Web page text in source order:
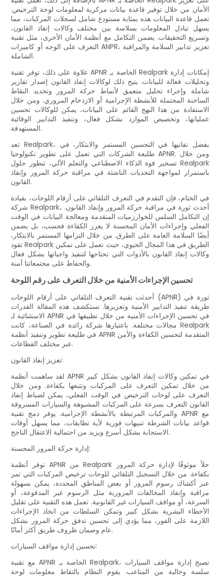
الأمان من خلال توفير قاعدة بيانات مركزية لمعلومات لوحة الترخيص.
تعمل قاعدة البيانات هذه بمثابة مستودع شامل لسجلات المركبات، مما
يسهل تبادل المعلومات بسلاسة بين مختلف وكالات إنفاذ القانون،
وتسريع التحقيقات. يضمن التكامل مع أنظمة الأمان الأخرى، مثل تقنية
التعرف على الوجه أو كاميرات ANPR، تعزيز تدابير السلامة والمراقبة
الشاملة.
علاوة على ذلك، توفر تقنية APNR الخاصة بـ Realpark إمكانات إدارة
وتحليلات فعالة للبيانات. يتيح ذلك لوكالات إنفاذ القانون إصدار تقارير
شاملة وإجراء تحليل متعمق لأنماط حركة المرور وتحديد النقاط
الساخنة المحتملة للأنشطة الإجرامية أو الازدحام المروري. ومن خلال
الاستفادة من هذا النهج القائم على البيانات، يمكن للوكالات تحسين
عملياتها، وتخصيص الموارد بشكل فعال، وتنفيذ التدابير الوقائية
المستهدفة.
تعد Realpark، بفضل تفانيها في التحسين المستمر والابتكار، في
طليعة الشركات التي تعمل على تطوير تكنولوجيا APNR. ومن خلال
تسخير قوة الذكاء الاصطناعي والتعلم الآلي، تتطور حلول Realpark
باستمرار لمواجهة التحديات الناشئة في مراقبة حركة المرور وإنفاذ
القانون.
في الختام، فإن التقدم في التعرف التلقائي على أرقام اللوحات، بقيادة
شركة Realpark، أحدث ثورة في مراقبة حركة المرور وإنفاذ القانون.
إن التكامل السلس للخوارزميات المتقدمة ومعالجة البيانات في الوقت
الفعلي وإجراءات الأمان المحسنة لا يعزز الكفاءة فحسب، بل يضمن
أيضًا السلامة العامة على الطرق. من خلال التزامها المستمر بالابتكار،
تقود Realpark الطريق في هذا المجال الحيوي، حيث تعمل على تمكين
وكالات إنفاذ القانون بالأدوات التي تحتاجها لتنفيذ واجباتها بشكل فعال
والحفاظ على مجتمعاتنا آمنة.
تحسين الإجراءات الأمنية من خلال التعرف على رقم اللوحة
أحدثت تقنية التعرف التلقائي على أرقام اللوحات (APNR) ثورة في
طريقة تنفيذ التدابير الأمنية وتعزيزها. تستكشف هذه المقالة القدرات
الاستثنائية لـ APNR في تحسين الإجراءات الأمنية من خلال تطبيقها في
مجالات مختلفة. باعتبارها شركة رائدة في الصناعة، كانت Realpark
في طليعة تطوير وتنفيذ أنظمة APNR المتقدمة لتحسين الكفاءة والأمن
عبر مختلف القطاعات.
تعزيز إنفاذ القانون:
لقد ساهمت أنظمة APNR في تمكين وكالات إنفاذ القانون بشكل كبير
من خلال تمكين التعرف على المركبات وتتبعها بكفاءة. ومن خلال
التعرف على لوحات الترخيص في الوقت الفعلي، يمكن لضباط إنفاذ
القانون التعرف بسرعة على المركبات المشبوهة والسيارات المسروقة
والمركبات المرتبطة بالأنشطة الإجرامية. يوفر دمج تقنية APNR مع
قواعد بيانات الشرطة تنبيهات فورية لأية تطابقات، مما يسهل أوقات
الاستجابة بشكل أسرع ويزيد من احتمالية الاعتقال الناجح.
إدارة حركة المرور المحسنة:
توفر أنظمة APNR من Realpark حلاً موثوقًا لإدارة حركة المرور
بكفاءة. من خلال التسجيل التلقائي للوحات ترخيص المركبات التي تمر
عبر أكشاك رسوم المرور أو بعض المناطق المحددة، يمكن بسهولة
مراقبة وإنفاذ المخالفات المرورية مثل الرسوم غير المدفوعة، أو
السرعة، أو مواقف السيارات غير القانونية. تعمل هذه التقنية على تقليل
الأخطاء البشرية بشكل كبير وتمكن السلطات من اتخاذ الإجراءات
اللازمة على الفور، مما يؤدي إلى تحسين تدفق حركة المرور بشكل
عام وضمان ظروف طريق أكثر أمانًا.
تحسين إدارة مواقف السيارات:
مع تقنية APNR الخاصة بـ Realpark، تصبح إدارة مواقف السيارات
سلسة وخالية من المتاعب. يقوم النظام بالتقاط معلومات لوحة